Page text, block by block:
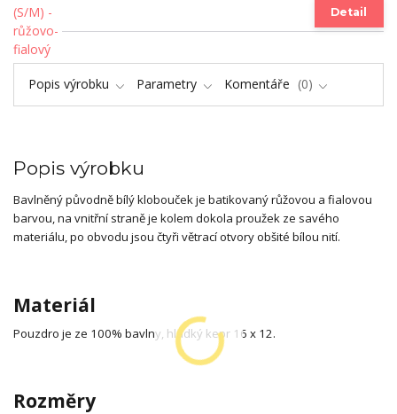
Detail
Popis výrobku Parametry Komentáře 0
Popis výrobku
Bavlněný původně bílý klobouček je batikovaný růžovou a fialovou
barvou, na vnitřní straně je kolem dokola proužek ze savého
materiálu, po obvodu jsou čtyři větrací otvory obšité bílou nití.
Materiál
Pouzdro je ze 100% bavlny, hladký kepr 16 x 12.
Rozměry